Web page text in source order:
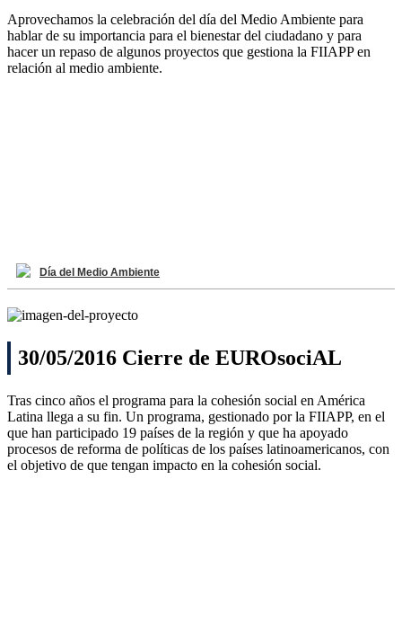
Aprovechamos la celebración del día del Medio Ambiente para
hablar de su importancia para el bienestar del ciudadano y para
hacer un repaso de algunos proyectos que gestiona la FIIAPP en
relación al medio ambiente.
Día del Medio Ambiente
30/05/2016 Cierre de EUROsociAL
Tras cinco años el programa para la cohesión social en América
Latina llega a su fin. Un programa, gestionado por la FIIAPP, en el
que han participado 19 países de la región y que ha apoyado
procesos de reforma de políticas de los países latinoamericanos, con
el objetivo de que tengan impacto en la cohesión social.